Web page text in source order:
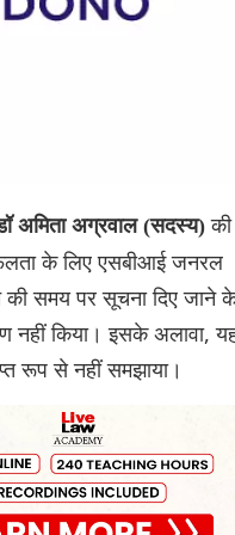
अमिता अग्रवाल (सदस्य)की
के लिए एसबीआई जनरल
की समय पर सूचना दिए जाने
नहीं किया। इसके अलावा,
रूप से नहीं समझाया।